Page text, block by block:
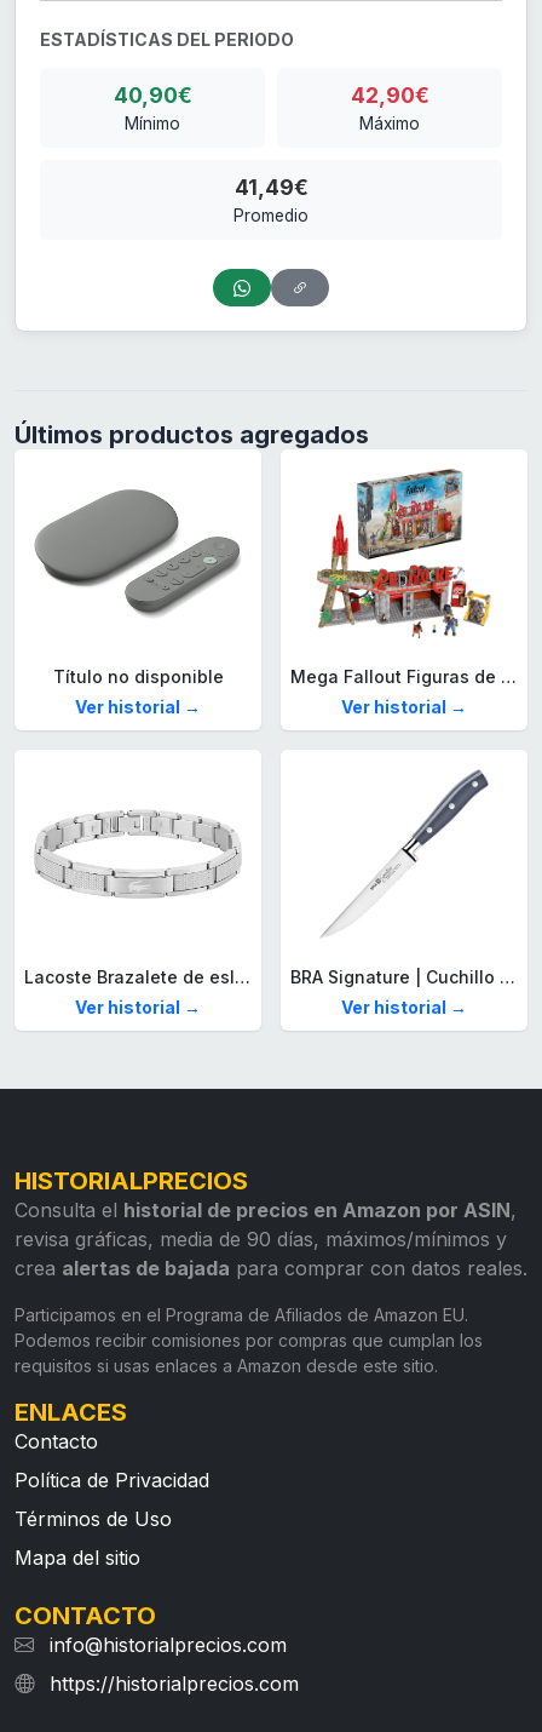
ESTADÍSTICAS DEL PERIODO
40,90€
Mínimo
42,90€
Máximo
41,49€
Promedio
Últimos productos agregados
Título no disponible
Ver historial →
Mega Fallout Figuras de acción y Juguetes de construcción, Parada de Camiones Red Rocket con 824 Piezas, 2 Personajes articulados y Accesorios, para coleccionistas, HXT00
Ver historial →
Lacoste Brazalete de eslabón para Hombre Colección STENCIL de Acero inoxidable
Ver historial →
BRA Signature | Cuchillo tomatero 120 mm, Acero Inoxidable alemán forjado con Molibdeno Vanadio, Mango Remachado ABS, Diseño Ergonómico, Hoja 1,6 mm espesor
Ver historial →
HISTORIALPRECIOS
Consulta el historial de precios en Amazon por ASIN,
revisa gráficas, media de 90 días, máximos/mínimos y
crea alertas de bajada para comprar con datos reales.
Participamos en el Programa de Afiliados de Amazon EU.
Podemos recibir comisiones por compras que cumplan los
requisitos si usas enlaces a Amazon desde este sitio.
ENLACES
Contacto
Política de Privacidad
Términos de Uso
Mapa del sitio
CONTACTO
info@historialprecios.com
https://historialprecios.com